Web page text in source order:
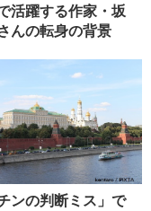
活躍する作家・坂
んの転身の背景
ンの判断ミス」で